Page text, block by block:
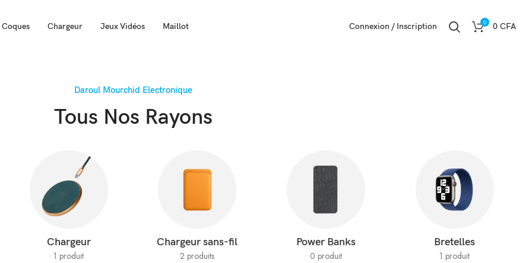
Coques Chargeur Jeux Vidéos Maillot Connexion / Inscription 0 0 CFA
Daroul Mourchid Electronique
Tous Nos Rayons
Chargeur
1 produit
Chargeur sans-fil
2 produits
Power Banks
0 produit
Bretelles
1 produit